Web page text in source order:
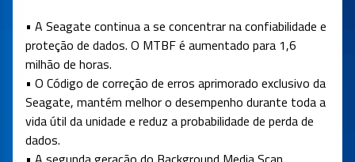
• A Seagate continua a se concentrar na confiabilidade e
proteção de dados. O MTBF é aumentado para 1,6
milhão de horas.
• O Código de correção de erros aprimorado exclusivo da
Seagate, mantém melhor o desempenho durante toda a
vida útil da unidade e reduz a probabilidade de perda de
dados.